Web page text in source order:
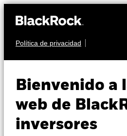
Política de privacidad
Bienvenido a
web de
inversores
Perspectivas
Visión de mercado
Multifactor
Index Fund